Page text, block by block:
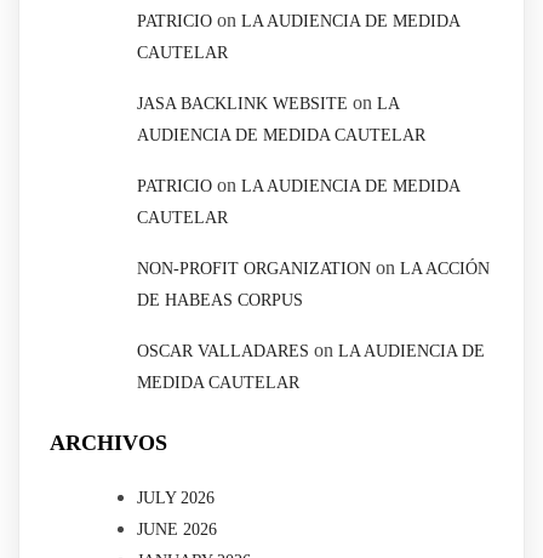
PATRICIO on LA AUDIENCIA DE MEDIDA
CAUTELAR
JASA BACKLINK WEBSITE on LA
AUDIENCIA DE MEDIDA CAUTELAR
PATRICIO on LA AUDIENCIA DE MEDIDA
CAUTELAR
NON-PROFIT ORGANIZATION on LA ACCIÓN
DE HABEAS CORPUS
OSCAR VALLADARES on LA AUDIENCIA DE
MEDIDA CAUTELAR
ARCHIVOS
JULY 2026
JUNE 2026